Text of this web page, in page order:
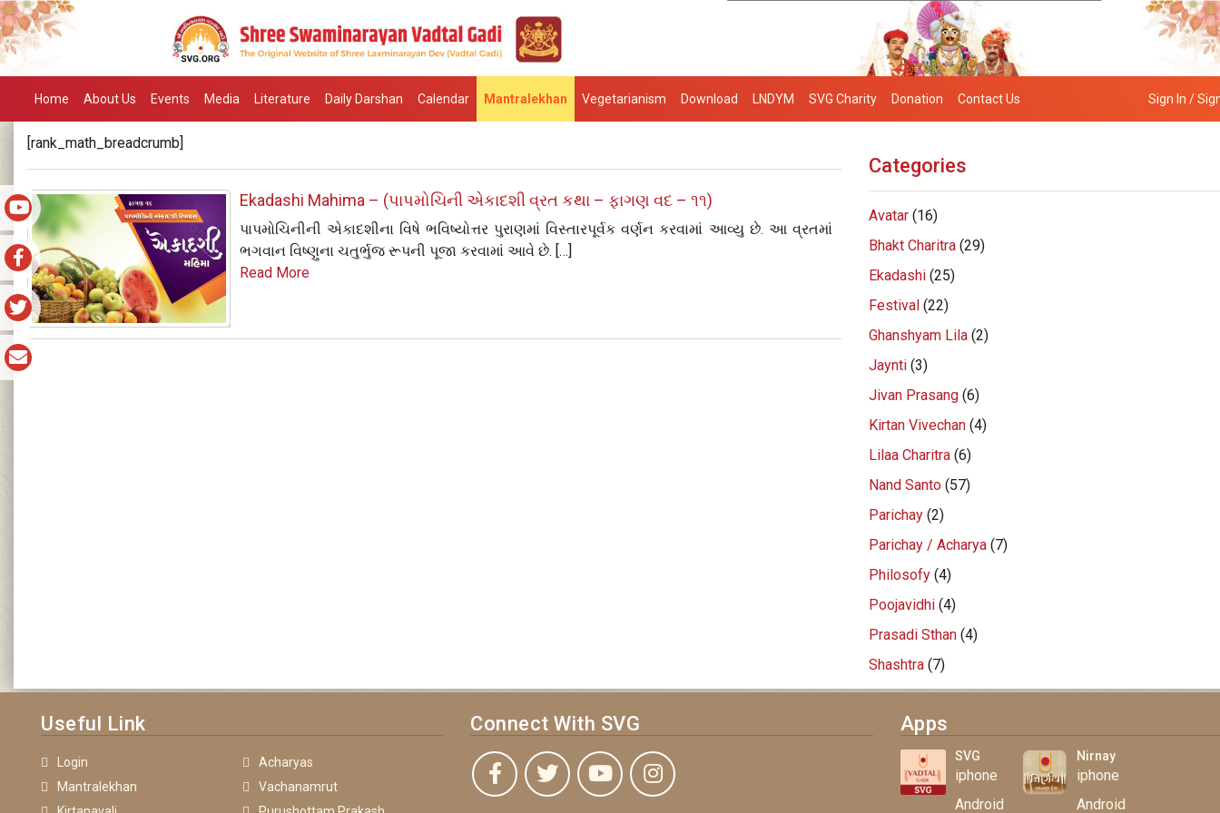
Home About Us Events Media Literature Daily Darshan Calendar Mantralekhan Vegetarianism Download LNDYM SVG Charity Donation Contact Us Sign In /
[rank_math_breadcrumb]
Ekadashi Mahima – (પાપમોચિની એકાદશી વ્રત કથા – ફાગણ વદ – ૧૧)
પાપમોચિનીની એકાદશીના વિષે ભવિષ્યોત્તર પુરાણમાં વિસ્તારપૂર્વક વર્ણન કરવામાં આવ્યુ છે. આ વ્રતમાં
ભગવાન વિષ્ણુના ચતુર્ભુજ રૂપની પૂજા કરવામાં આવે છે. […]
Read More
Categories
Avatar(16)
Bhakt Charitra(29)
Ekadashi(25)
Festival(22)
Ghanshyam Lila(2)
Jaynti(3)
Jivan Prasang(6)
Kirtan Vivechan(4)
Lilaa Charitra(6)
Nand Santo(57)
Parichay(2)
Parichay / Acharya(7)
Philosofy(4)
Poojavidhi(4)
Prasadi Sthan(4)
Shashtra(7)
Useful Link
Login
Acharyas
Mantralekhan
Vachanamrut
Connect With SVG Apps
SVG
iphone
Android
Nirnay
iphone
Android